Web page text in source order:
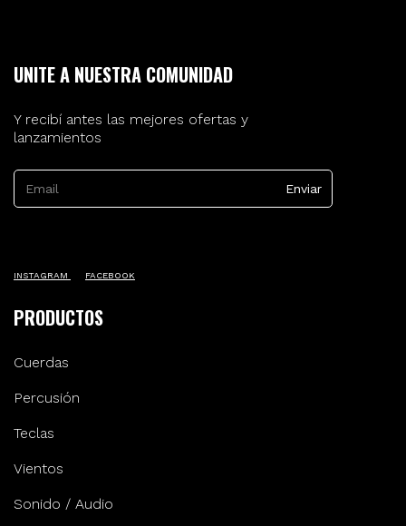
UNITE A NUESTRA COMUNIDAD
Y recibí antes las mejores ofertas y
lanzamientos
INSTAGRAM FACEBOOK
PRODUCTOS
Cuerdas
Percusión
Teclas
Vientos
Sonido / Audio